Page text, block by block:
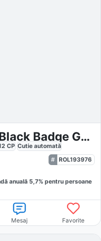
Rolls-Royce Ghost Black Badge Gallium
CP Cutie automată
ROL193976
anuală 5,7% pentru persoane
Mesaj Favorite